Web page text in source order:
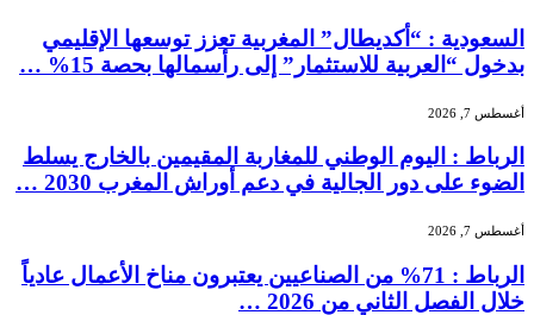
السعودية : “أكديطال” المغربية تعزز توسعها الإقليمي
بدخول “العربية للاستثمار” إلى رأسمالها بحصة 15% …
أغسطس 7, 2026
الرباط : اليوم الوطني للمغاربة المقيمين بالخارج يسلط
الضوء على دور الجالية في دعم أوراش المغرب 2030 …
أغسطس 7, 2026
الرباط : 71% من الصناعيين يعتبرون مناخ الأعمال عادياً
خلال الفصل الثاني من 2026 …